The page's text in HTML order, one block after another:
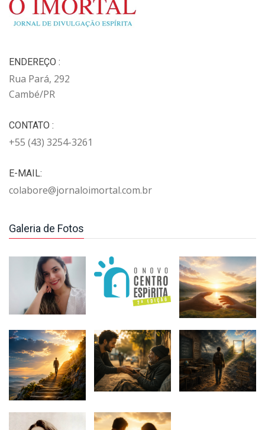
ENDEREÇO :
Rua Pará, 292
Cambé/PR
CONTATO :
+55 (43) 3254-3261
E-MAIL:
colabore@jornaloimortal.com.br
Galeria de Fotos